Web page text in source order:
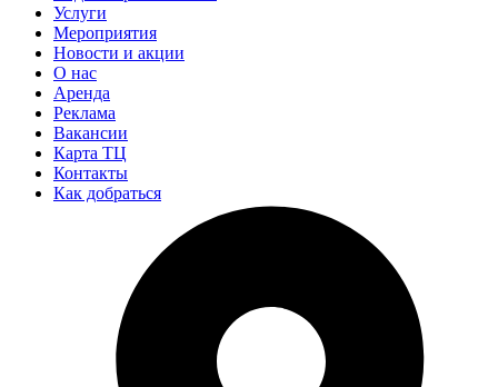
Услуги
Мероприятия
Новости и акции
О нас
Аренда
Реклама
Вакансии
Карта ТЦ
Контакты
Как добраться